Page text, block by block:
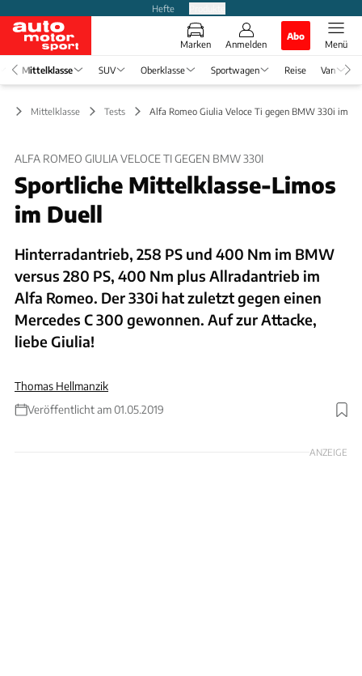
Hefte
Marken Anmelden
Abo
Menü
Mittelklasse SUV Oberklasse Sportwagen Reise Van
Mittelklasse Tests Alfa Romeo Giulia Veloce Ti gegen BMW 330i im
ALFA ROMEO GIULIA VELOCE TI GEGEN BMW 330I
Sportliche Mittelklasse-Limos
im Duell
Hinterradantrieb, 258 PS und 400 Nm im BMW
versus 280 PS, 400 Nm plus Allradantrieb im
Alfa Romeo. Der 330i hat zuletzt gegen einen
Mercedes C 300 gewonnen. Auf zur Attacke,
liebe Giulia!
Thomas Hellmanzik
Veröffentlicht am 01.05.2019
Foto: Rossen Gargolov
ANZEIGE